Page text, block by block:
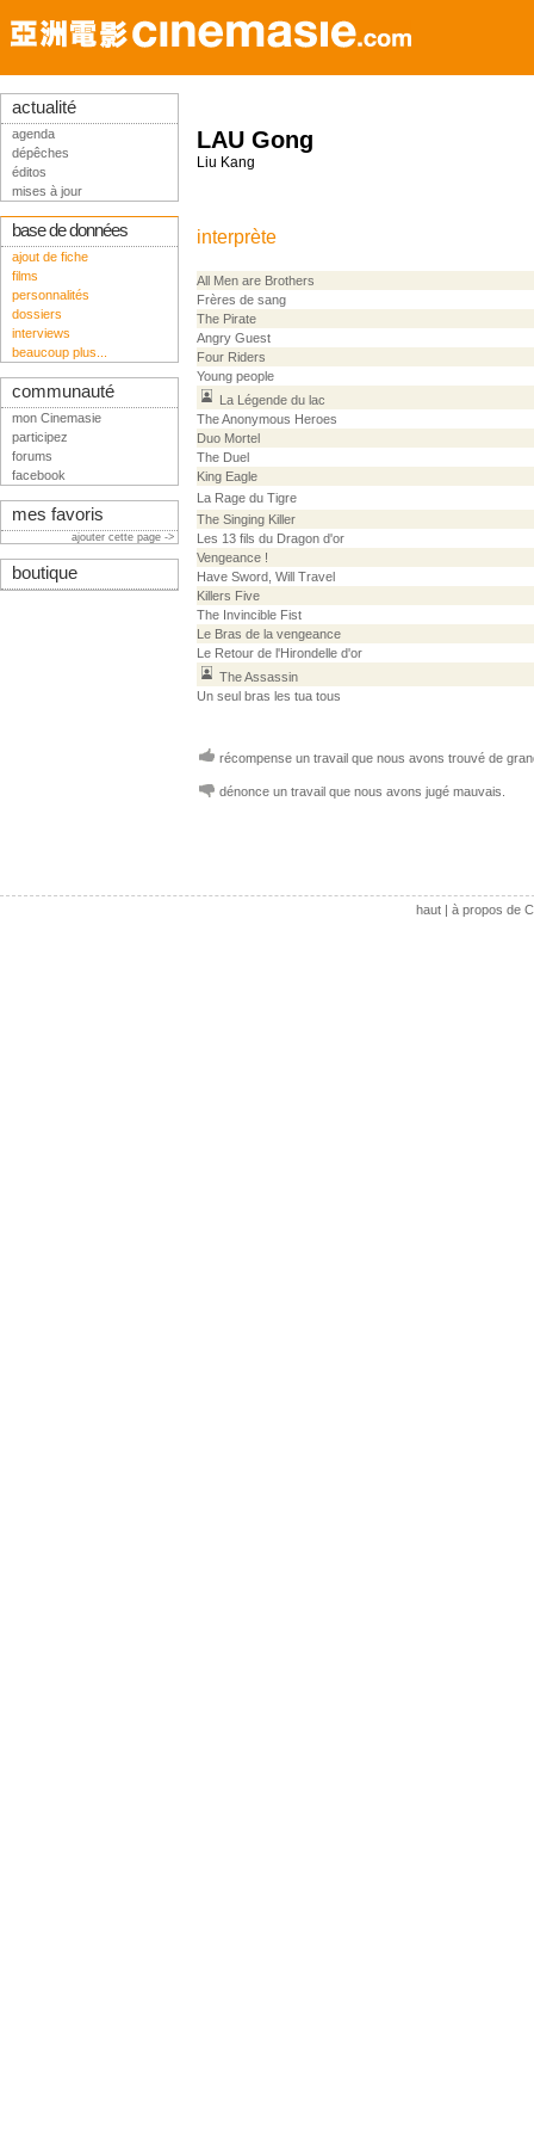
LAU Gong
Liu Kang
interprète
All Men are Brothers
Frères de sang
The Pirate
Angry Guest
Four Riders
Young people
La Légende du lac
The Anonymous Heroes
Duo Mortel
The Duel
King Eagle
La Rage du Tigre
The Singing Killer
Les 13 fils du Dragon d'or
Vengeance !
Have Sword, Will Travel
Killers Five
The Invincible Fist
Le Bras de la vengeance
Le Retour de l'Hirondelle d'or
The Assassin
Un seul bras les tua tous
récompense un travail que nous avons trouvé de
dénonce un travail que nous avons jugé mauvais.
actualité
agenda
dépêches
éditos
mises à jour
base de données
ajout de fiche
films
personnalités
dossiers
interviews
beaucoup plus...
communauté
mon Cinemasie
participez
forums
facebook
mes favoris
ajouter cette page ->
boutique
haut| à propos de